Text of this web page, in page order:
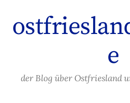
Inhalt
überspringen
e
der Blog über Ostfriesland